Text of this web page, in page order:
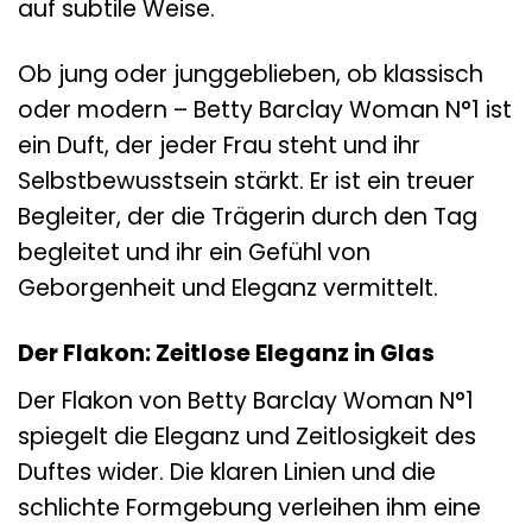
auf subtile Weise.
Ob jung oder junggeblieben, ob klassisch
oder modern – Betty Barclay Woman N°1 ist
ein Duft, der jeder Frau steht und ihr
Selbstbewusstsein stärkt. Er ist ein treuer
Begleiter, der die Trägerin durch den Tag
begleitet und ihr ein Gefühl von
Geborgenheit und Eleganz vermittelt.
Der Flakon: Zeitlose Eleganz in Glas
Der Flakon von Betty Barclay Woman N°1
spiegelt die Eleganz und Zeitlosigkeit des
Duftes wider. Die klaren Linien und die
schlichte Formgebung verleihen ihm eine